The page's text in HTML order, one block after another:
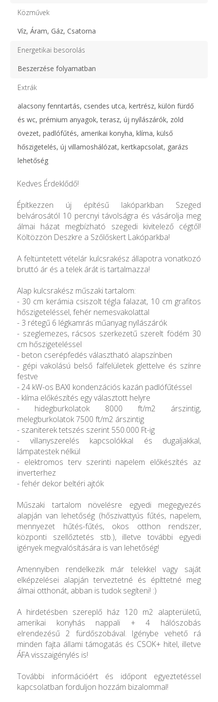
Közművek
Víz, Áram, Gáz, Csatorna
Energetikai besorolás
Beszerzése folyamatban
Extrák
alacsony fenntartás, csendes utca, kertrész, külön fürdő
és wc, prémium anyagok, terasz, új nyílászárók, zöld
övezet, padlófűtés, amerikai konyha, klíma, külső
hőszigetelés, új villamoshálózat, kertkapcsolat, garázs
lehetőség
Kedves Érdeklődő!
Építkezzen új építésű lakóparkban Szeged
belvárosától 10 percnyi távolságra és vásárolja meg
álmai házat megbízható szegedi kivitelező cégtől!
Költözzön Deszkre a Szőlőskert Lakóparkba!
A feltüntetett vételár kulcsrakész állapotra vonatkozó
bruttó ár és a telek árát is tartalmazza!
Alap kulcsrakész műszaki tartalom:
- 30 cm kerámia csiszolt tégla falazat, 10 cm grafitos
hőszigeteléssel, fehér nemesvakolattal
- 3 rétegű 6 légkamrás műanyag nyílászárók
- szeglemezes, rácsos szerkezetű szerelt födém 30
cm hőszigeteléssel
- beton cserépfedés választható alapszínben
- gépi vakolású belső falfelületek glettelve és színre
festve
- 24 kW-os BAXI kondenzációs kazán padlófűtéssel
- klíma előkészítés egy választott helyre
- hidegburkolatok 8000 ft/m2 árszintig,
melegburkolatok 7500 ft/m2 árszintig
- szaniterek tetszés szerint 550.000 Ft-ig
- villanyszerelés kapcsolókkal és dugaljakkal,
lámpatestek nélkül
- elektromos terv szerinti napelem előkészítés az
inverterhez
- fehér dekor beltéri ajtók
Műszaki tartalom növelésre egyedi megegyezés
alapján van lehetőség (hőszivattyús fűtés, napelem,
mennyezet hűtés-fűtés, okos otthon rendszer,
központi szellőztetés stb.), illetve további egyedi
igények megvalósítására is van lehetőség!
Amennyiben rendelkezik már telekkel vagy saját
elképzelései alapján terveztetné és építtetné meg
álmai otthonát, abban is tudok segíteni! :)
A hirdetésben szereplő ház 120 m2 alapterületű,
amerikai konyhás nappali + 4 hálószobás
elrendezésű 2 fürdőszobával. Igénybe vehető rá
minden fajta állami támogatás és CSOK+ hitel, illetve
ÁFA visszaigénylés is!
További információért és időpont egyeztetéssel
kapcsolatban forduljon hozzám bizalommal!